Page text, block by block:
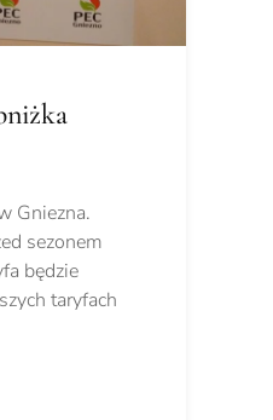
Gniezna.
sezonem
będzie
taryfach